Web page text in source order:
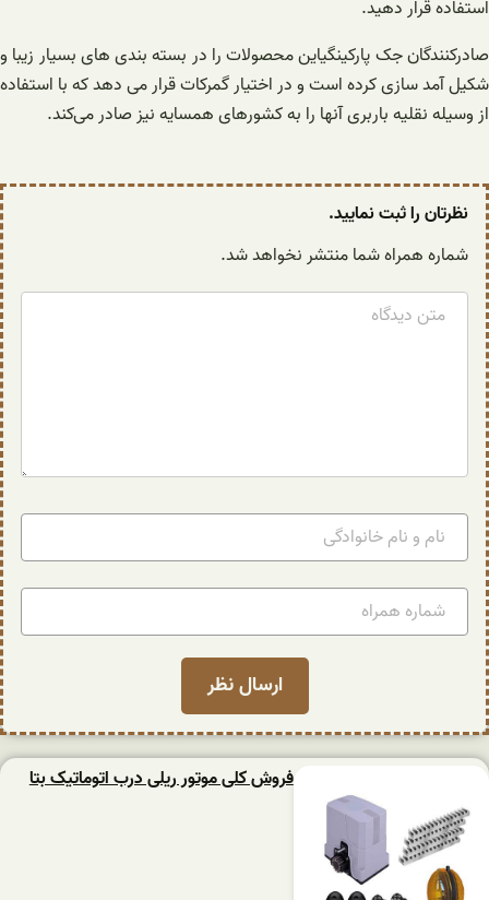
استفاده قرار دهید.
صادرکنندگان جک پارکینگیاین محصولات را در بسته بندی های بسیار زیبا و
شکیل آمد سازی کرده است و در اختیار گمرکات قرار می دهد که با استفاده
از وسیله نقلیه باربری آنها را به کشورهای همسایه نیز صادر می‌کند.
نظرتان را ثبت نمایید.
شماره همراه شما منتشر نخواهد شد.
فروش کلی موتور ریلی درب اتوماتیک بتا